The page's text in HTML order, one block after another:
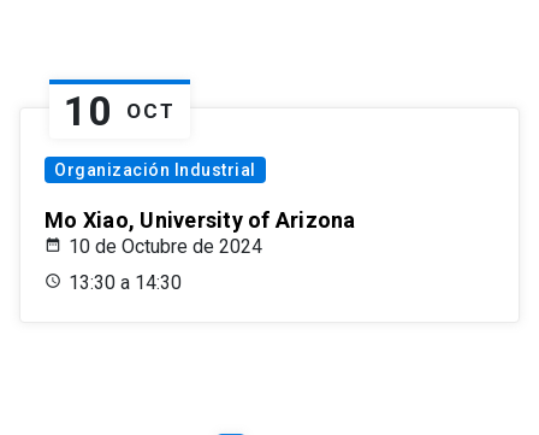
10 OCT
Organización Industrial
Mo Xiao, University of Arizona
10 de Octubre de 2024
13:30 a 14:30